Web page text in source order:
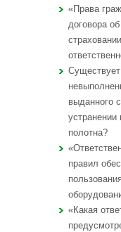
«Права
договора
Существует
выданного
полотна?
правил
«Какая